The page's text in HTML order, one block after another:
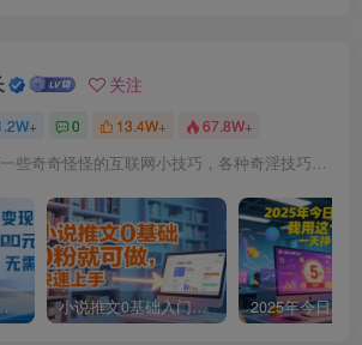
关注
0 13.4W+ 67.8W+
自动成交无需维护 小说推文0基础入门教程，0粉就可做，快速上手